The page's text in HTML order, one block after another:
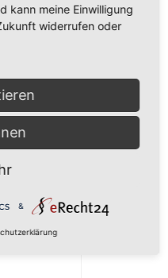
kann meine Einwilligung
widerrufen oder
&